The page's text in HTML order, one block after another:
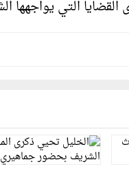
التي يواجهها